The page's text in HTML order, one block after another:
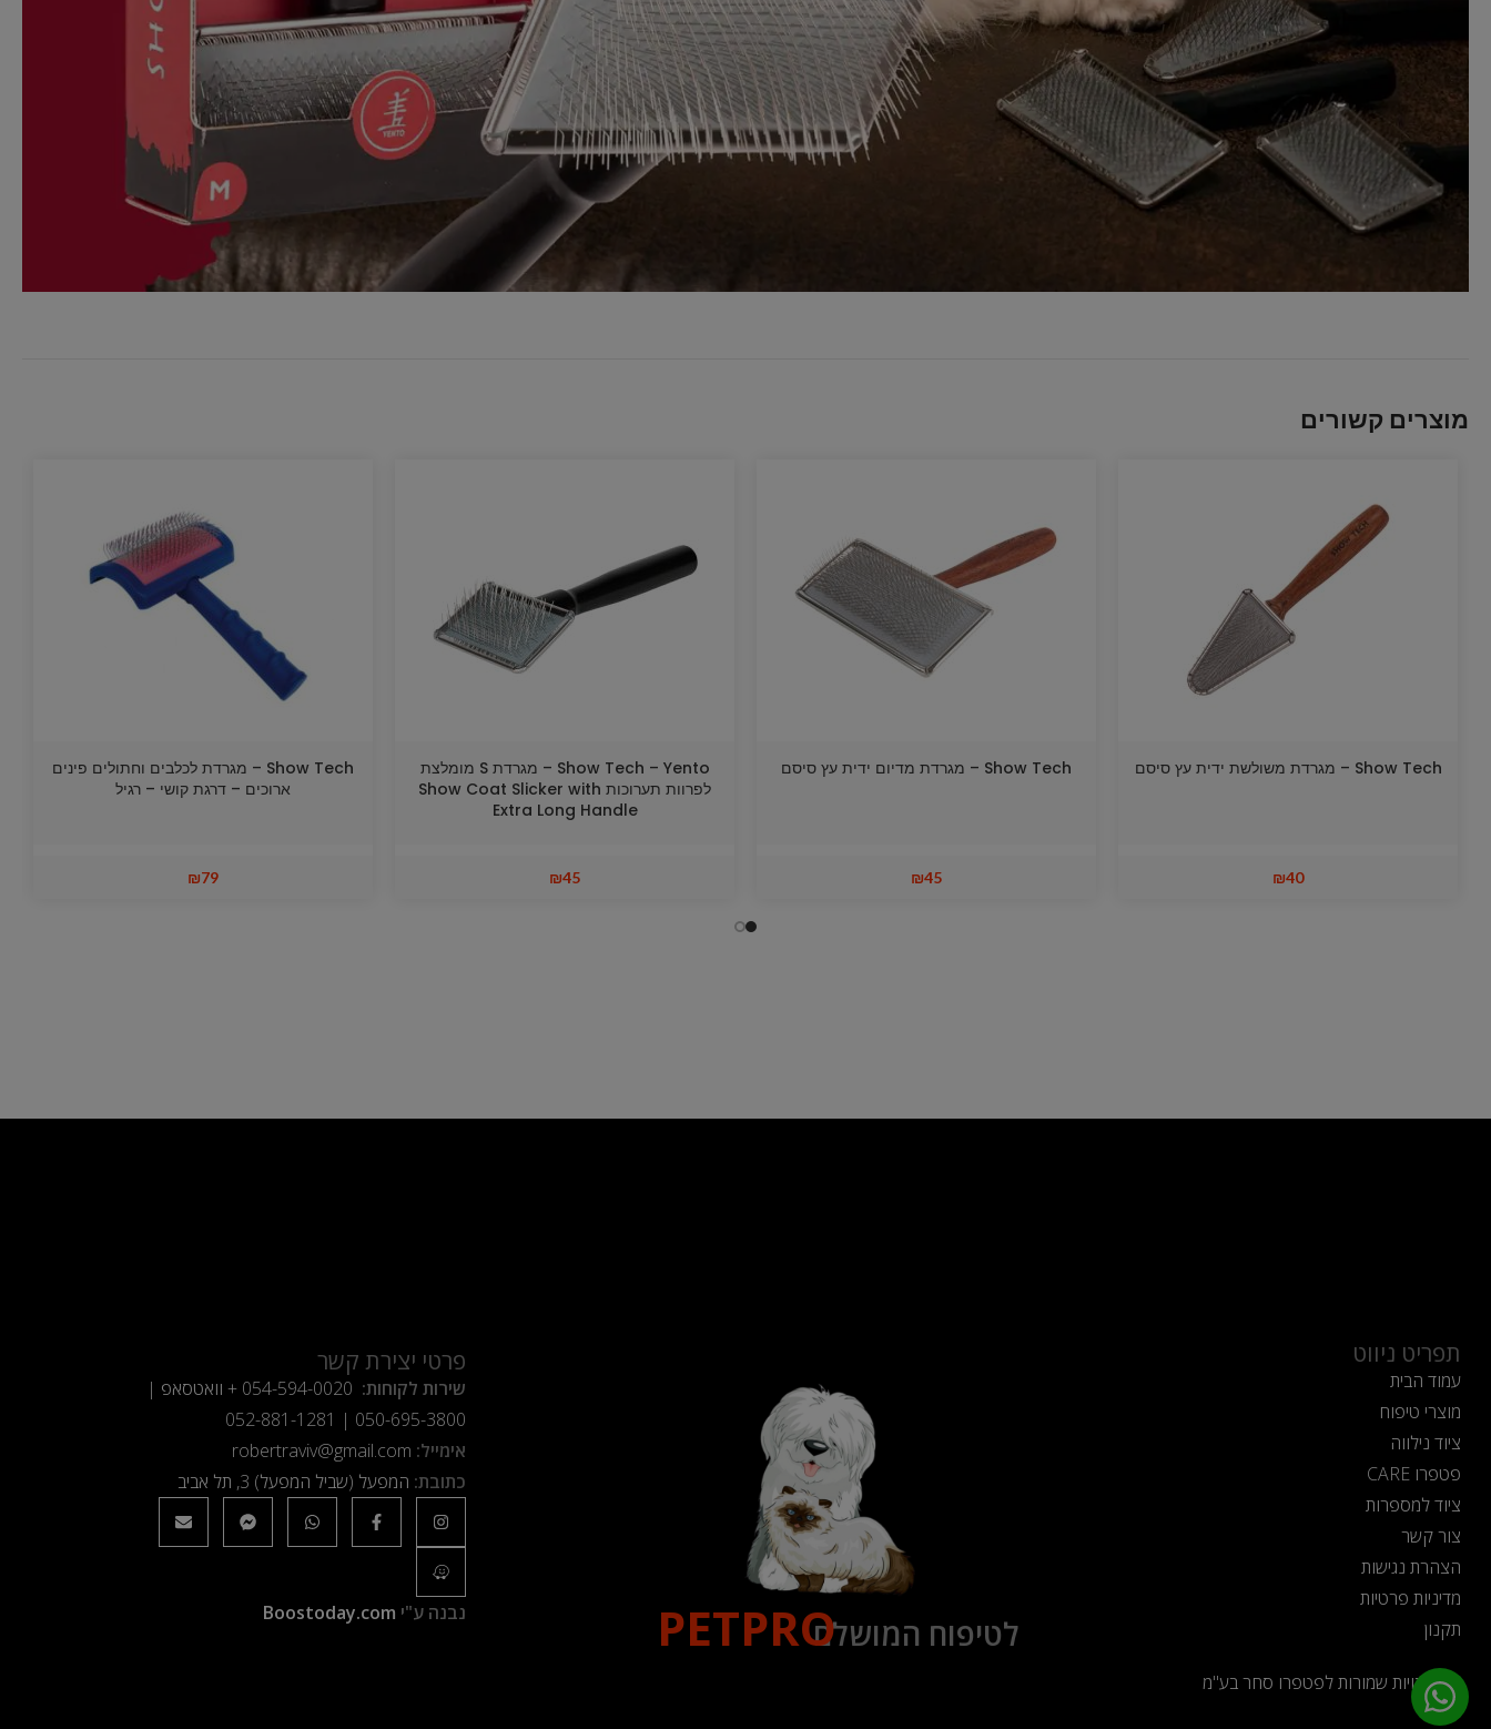
מוצרים קשורים
Show Tech – מגרדת משולשת ידית עץ סיסם
₪40
Show Tech – מגרדת מדיום ידית עץ סיסם
₪45
Show Tech – Yento – מגרדת S מומלצת
לפרוות תערוכות Show Coat Slicker with
Extra Long Handle
₪45
Show Tech – מגרדת לכלבים וחתולים פינים
ארוכים – דרגת קושי – רגיל
₪79
תפריט ניווט
עמוד הבית
מוצרי טיפוח
ציוד נילווה
פטפרו CARE
ציוד למספרות
צור קשר
הצהרת נגישות
מדיניות פרטיות
תקנון
כל הזכויות שמורות לפטפרו סחר בע"מ
לטיפוח המושלםPETPRO
פרטי יצירת קשר
שירות לקוחות: 054-594-0020 + וואטסאפ |
050-695-3800
|
052-881-1281
אימייל: robertraviv@gmail.com
כתובת: המפעל (שביל המפעל) 3, תל אביב
נבנה ע"י Boostoday.com